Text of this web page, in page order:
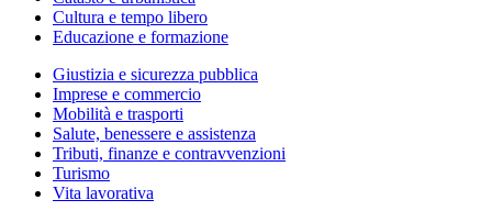
Cultura e tempo libero
Educazione e formazione
Giustizia e sicurezza pubblica
Imprese e commercio
Mobilità e trasporti
Salute, benessere e assistenza
Tributi, finanze e contravvenzioni
Turismo
Vita lavorativa